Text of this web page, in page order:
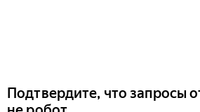
Подтвердите, что запросы